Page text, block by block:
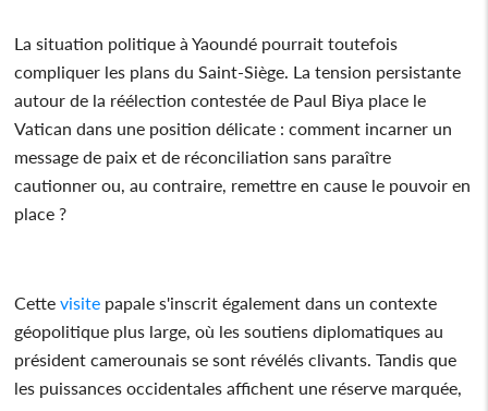
La situation politique à Yaoundé pourrait toutefois
compliquer les plans du Saint-Siège. La tension persistante
autour de la réélection contestée de Paul Biya place le
Vatican dans une position délicate : comment incarner un
message de paix et de réconciliation sans paraître
cautionner ou, au contraire, remettre en cause le pouvoir en
place ?
Cette visite papale s'inscrit également dans un contexte
géopolitique plus large, où les soutiens diplomatiques au
président camerounais se sont révélés clivants. Tandis que
les puissances occidentales affichent une réserve marquée,